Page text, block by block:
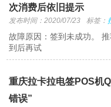
次消费后依旧提示
发布时间：2020/07/23 标签：
故障原因：签到未成功。
到后再试
重庆拉卡拉电签POS机
错误”